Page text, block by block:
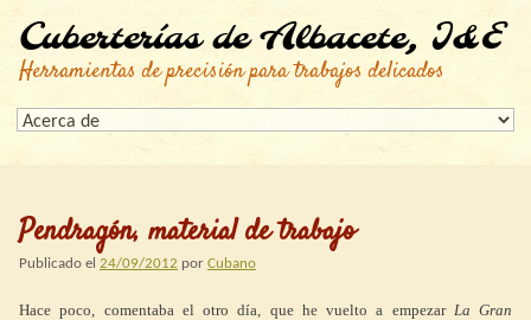
Cuberterías de Albacete, I&E
Herramientas de precisión para trabajos delicados
Pendragón, material de trabajo
Publicado el 24/09/2012 por Cubano
Hace poco, comentaba el otro día, que he vuelto a empezar La Gran